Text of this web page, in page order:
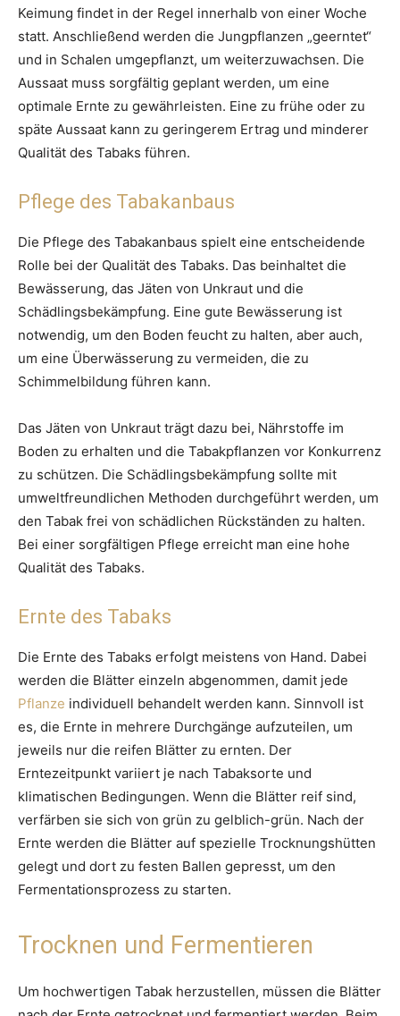
Keimung findet in der Regel innerhalb von einer Woche
statt. Anschließend werden die Jungpflanzen „geerntet“
und in Schalen umgepflanzt, um weiterzuwachsen. Die
Aussaat muss sorgfältig geplant werden, um eine
optimale Ernte zu gewährleisten. Eine zu frühe oder zu
späte Aussaat kann zu geringerem Ertrag und minderer
Qualität des Tabaks führen.
Pflege des Tabakanbaus
Die Pflege des Tabakanbaus spielt eine entscheidende
Rolle bei der Qualität des Tabaks. Das beinhaltet die
Bewässerung, das Jäten von Unkraut und die
Schädlingsbekämpfung. Eine gute Bewässerung ist
notwendig, um den Boden feucht zu halten, aber auch,
um eine Überwässerung zu vermeiden, die zu
Schimmelbildung führen kann.
Das Jäten von Unkraut trägt dazu bei, Nährstoffe im
Boden zu erhalten und die Tabakpflanzen vor Konkurrenz
zu schützen. Die Schädlingsbekämpfung sollte mit
umweltfreundlichen Methoden durchgeführt werden, um
den Tabak frei von schädlichen Rückständen zu halten.
Bei einer sorgfältigen Pflege erreicht man eine hohe
Qualität des Tabaks.
Ernte des Tabaks
Die Ernte des Tabaks erfolgt meistens von Hand. Dabei
werden die Blätter einzeln abgenommen, damit jede
Pflanze individuell behandelt werden kann. Sinnvoll ist
es, die Ernte in mehrere Durchgänge aufzuteilen, um
jeweils nur die reifen Blätter zu ernten. Der
Erntezeitpunkt variiert je nach Tabaksorte und
klimatischen Bedingungen. Wenn die Blätter reif sind,
verfärben sie sich von grün zu gelblich-grün. Nach der
Ernte werden die Blätter auf spezielle Trocknungshütten
gelegt und dort zu festen Ballen gepresst, um den
Fermentationsprozess zu starten.
Trocknen und Fermentieren
Um hochwertigen Tabak herzustellen, müssen die Blätter